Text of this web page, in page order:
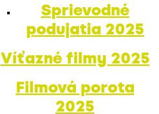
Sprievodné
podujatia 2025
Víťazné filmy 2025
Filmová porota
2025